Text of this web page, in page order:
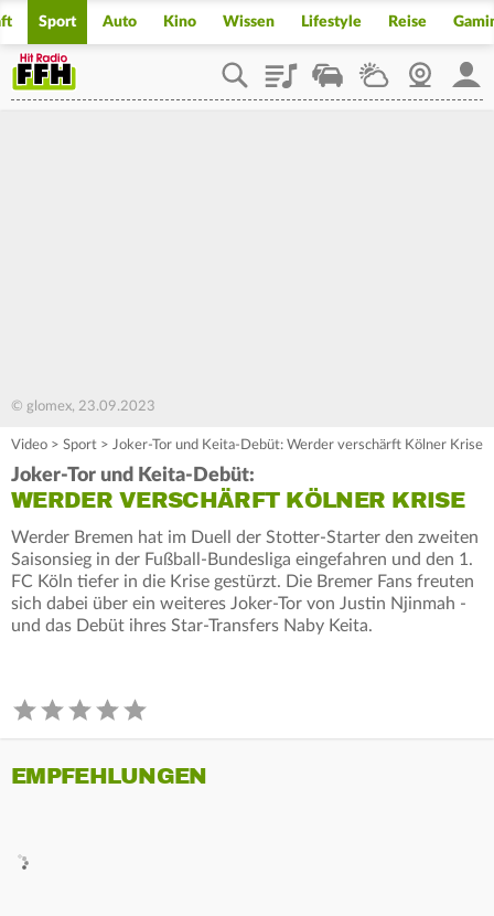
Sport Auto Kino Wissen Lifestyle Reise
PlaylistStaupilotWetterWebcam
© glomex, 23.09.2023
Video > Sport > Joker-Tor und Keita-Debüt: Werder verschärft Kölner Krise
Joker-Tor und Keita-Debüt:
WERDER VERSCHÄRFT KÖLNER KRISE
Werder Bremen hat im Duell der Stotter-Starter den zweiten
Saisonsieg in der Fußball-Bundesliga eingefahren und den 1.
FC Köln tiefer in die Krise gestürzt. Die Bremer Fans freuten
sich dabei über ein weiteres Joker-Tor von Justin Njinmah -
und das Debüt ihres Star-Transfers Naby Keita.
EMPFEHLUNGEN